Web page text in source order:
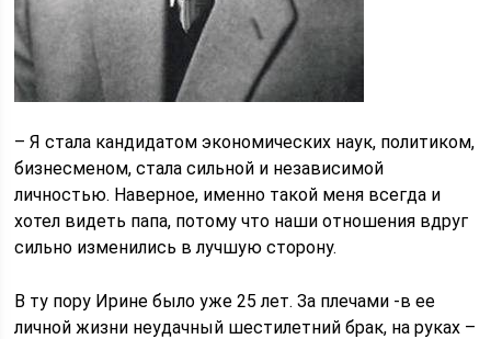
– Я стала кандидатом экономических наук, политиком,
бизнесменом, стала сильной и независимой
личностью. Наверное, именно такой меня всегда и
хотел видеть папа, потому что наши отношения вдруг
сильно изменились в лучшую сторону.
В ту пору Ирине было уже 25 лет. За плечами -в ее
личной жизни неудачный шестилетний брак, на руках –